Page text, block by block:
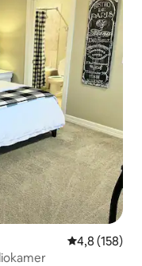
Gemiddelde
4,8 (158)